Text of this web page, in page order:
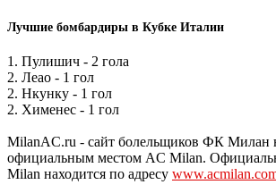
Лучшие бомбардиры в Кубке Италии
1. Пулишич - 2 гола
2. Леао - 1 гол
2. Нкунку - 1 гол
2. Хименес - 1 гол
MilanAC.ru - сайт болельщиков ФК Милан
официальным местом AC Milan.
Milan находится по адресу